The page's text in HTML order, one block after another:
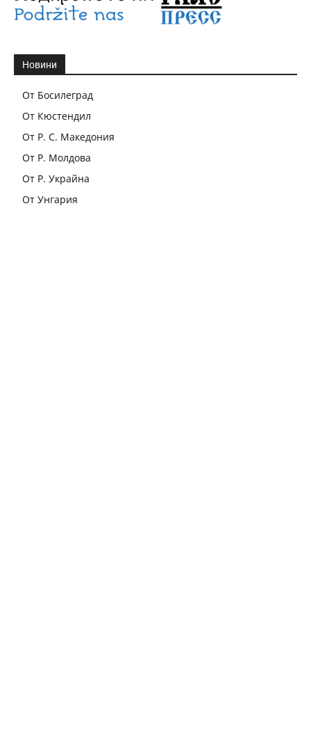
Новини
От Босилеград
От Кюстендил
От Р. С. Македония
От Р. Молдова
От Р. Украйна
От Унгария